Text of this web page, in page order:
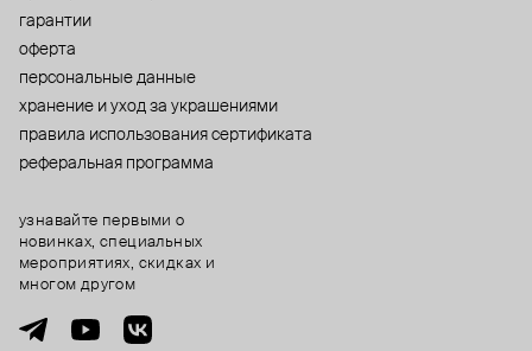
гарантии
оферта
персональные данные
хранение и уход за украшениями
правила использования сертификата
реферальная программа
узнавайте первыми о
новинках, специальных
мероприятиях, скидках и
многом другом